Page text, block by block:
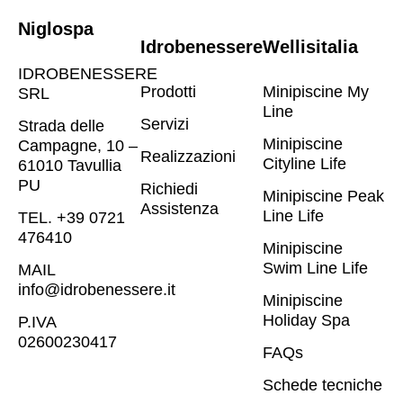
Niglospa
IDROBENESSERE
SRL
Strada delle
Campagne, 10 –
61010 Tavullia
PU
TEL. +39 0721
476410​
MAIL
info@idrobenessere.it
P.IVA
02600230417​
Idrobenessere
Prodotti
Servizi
Realizzazioni
Richiedi
Assistenza
Wellisitalia
Minipiscine My
Line
Minipiscine
Cityline Life
Minipiscine Peak
Line Life
Minipiscine
Swim Line Life
Minipiscine
Holiday Spa
FAQs
Schede tecniche